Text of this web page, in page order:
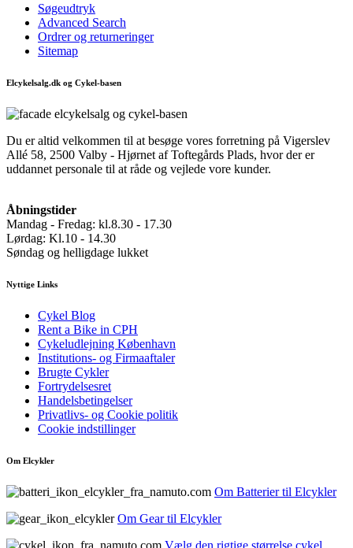
Søgeudtryk
Advanced Search
Ordrer og returneringer
Sitemap
Elcykelsalg.dk og Cykel-basen
Du er altid velkommen til at besøge vores forretning på Vigerslev
Allé 58, 2500 Valby - Hjørnet af Toftegårds Plads, hvor der er
uddannet personale til at råde og vejlede vore kunder.
Åbningstider
Mandag - Fredag: kl.8.30 - 17.30
Lørdag: Kl.10 - 14.30
Søndag og helligdage lukket
Nyttige Links
Cykel Blog
Rent a Bike in CPH
Cykeludlejning København
Institutions- og Firmaaftaler
Brugte Cykler
Fortrydelsesret
Handelsbetingelser
Privatlivs- og Cookie politik
Cookie indstillinger
Om Elcykler
Om Batterier til Elcykler
Om Gear til Elcykler
Vælg den rigtige størrelse cykel.